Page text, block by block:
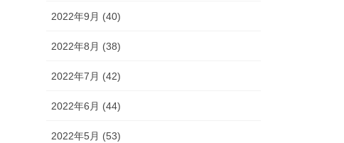
2022年9月 (40)
2022年8月 (38)
2022年7月 (42)
2022年6月 (44)
2022年5月 (53)